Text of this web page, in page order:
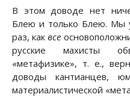
В этом доводе нет
Блею и только Блею. Мы
раз, каквсе
русские махисты
«метафизике», т. е.,
доводы кантианцев,
материалистической